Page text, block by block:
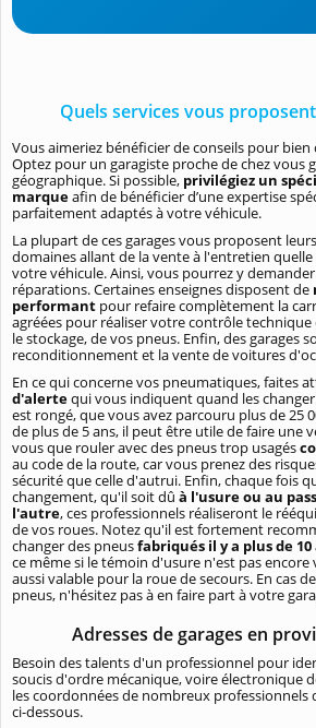
Quels services vous
Vous aimeriez bénéficier de conseils pour bien
Optez pour un garagiste proche de chez vous
géographique. Si possible, privilégiez un
marqueafin de bénéficier d’une expertise
parfaitement adaptés à votre véhicule.
La plupart de ces garages vous proposent
domaines allant de la vente à l'entretien
votre véhicule. Ainsi, vous pourrez y
réparations. Certaines enseignes disposent de
performant pour refaire complètement la
agréées pour réaliser votre contrôle
le stockage, de vos pneus. Enfin, des garages
reconditionnement et la vente de voitures
En ce qui concerne vos pneumatiques, faites
d'alertequi vous indiquent quand les
est rongé, que vous avez parcouru plus de 25
de plus de 5 ans, il peut être utile de faire une
vous que rouler avec des pneus trop usagés
au code de la route, car vous prenez des
sécurité que celle d'autrui. Enfin, chaque fois
changement, qu'il soit dû à l'usure ou au
l'autre, ces professionnels réaliseront le
de vos roues. Notez qu'il est fortement
changer des pneusfabriqués il y a plus de 10
ce même si le témoin d'usure n'est pas encore
aussi valable pour la roue de secours. En cas
pneus, n'hésitez pas à en faire part à votre
Adresses de garages en
Besoin des talents d'un professionnel pour
soucis d'ordre mécanique, voire électronique
les coordonnées de nombreux
ci-dessous.